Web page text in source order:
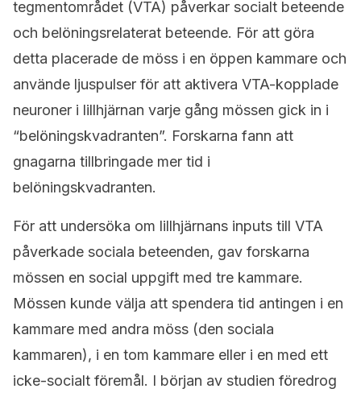
tegmentområdet (VTA) påverkar socialt beteende
och belöningsrelaterat beteende. För att göra
detta placerade de möss i en öppen kammare och
använde ljuspulser för att aktivera VTA-kopplade
neuroner i lillhjärnan varje gång mössen gick in i
“belöningskvadranten”. Forskarna fann att
gnagarna tillbringade mer tid i
belöningskvadranten.
För att undersöka om lillhjärnans inputs till VTA
påverkade sociala beteenden, gav forskarna
mössen en social uppgift med tre kammare.
Mössen kunde välja att spendera tid antingen i en
kammare med andra möss (den sociala
kammaren), i en tom kammare eller i en med ett
icke-socialt föremål. I början av studien föredrog